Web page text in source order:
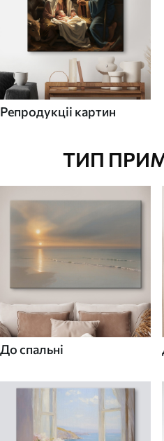
Репродукціі картин
ТИП
До спальні